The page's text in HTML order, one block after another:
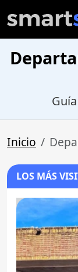
Inicio
LOS MÁS